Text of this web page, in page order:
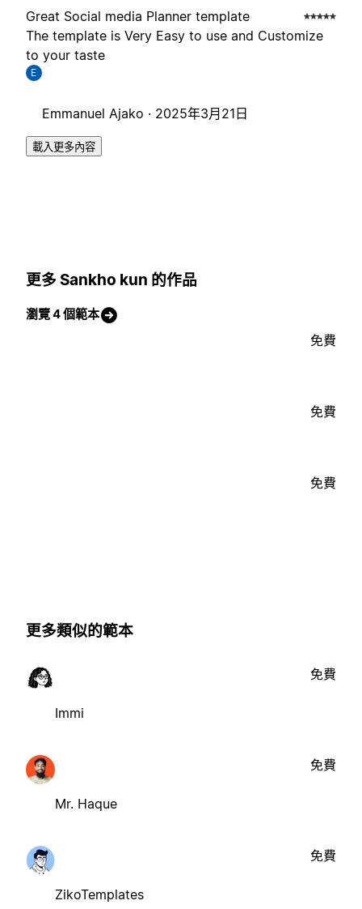
Great Social media Planner template
The template is Very Easy to use and Customize
to your taste
E
Emmanuel Ajako · 2025年3月21日
載入更多內容
更多 Sankho kun 的作品
瀏覽 4 個範本
免費
免費
免費
更多類似的範本
Immi
免費
Mr. Haque
免費
ZikoTemplates
免費